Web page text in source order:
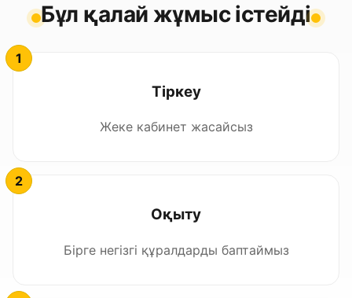
Бұл қалай жұмыс істейді
Тіркеу
Жеке кабинет жасайсыз
Оқыту
Бірге негізгі құралдарды баптаймыз